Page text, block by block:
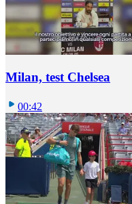
Milan, test Chelsea
00:42